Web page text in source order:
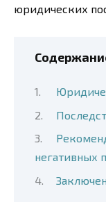
юридических
негативных